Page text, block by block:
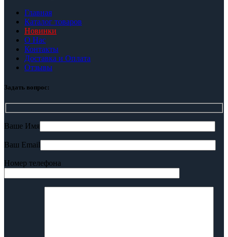
Главная
Каталог товаров
Новинки
О Нас
Контакты
Доставка и Оплата
Отзывы
Задать вопрос:
Ваше Имя
Ваш Email
Номер телефона